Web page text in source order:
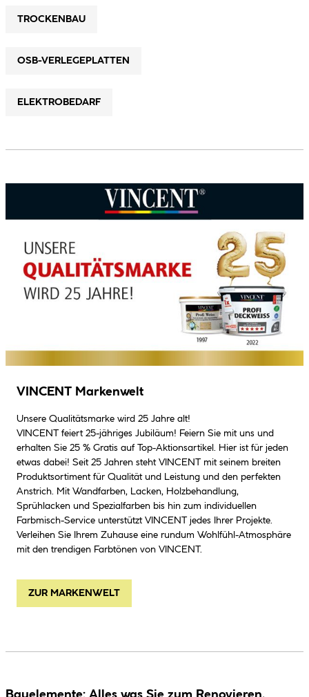
TROCKENBAU
OSB-VERLEGEPLATTEN
ELEKTROBEDARF
VINCENT Markenwelt
Unsere Qualitätsmarke wird 25 Jahre alt!
VINCENT feiert 25-jähriges Jubiläum! Feiern Sie mit uns und
erhalten Sie 25 % Gratis auf Top-Aktionsartikel. Hier ist für jeden
etwas dabei! Seit 25 Jahren steht VINCENT mit seinem breiten
Produktsortiment für Qualität und Leistung und den perfekten
Anstrich. Mit Wandfarben, Lacken, Holzbehandlung,
Sprühlacken und Spezialfarben bis hin zum individuellen
Farbmisch-Service unterstützt VINCENT jedes Ihrer Projekte.
Verleihen Sie Ihrem Zuhause eine rundum Wohlfühl-Atmosphäre
mit den trendigen Farbtönen von VINCENT.
ZUR MARKENWELT